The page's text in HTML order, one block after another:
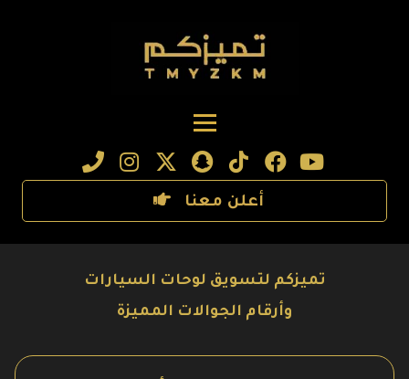
أعلن معنا
تميزكم لتسويق لوحات السيارات
وأرقام الجوالات المميزة